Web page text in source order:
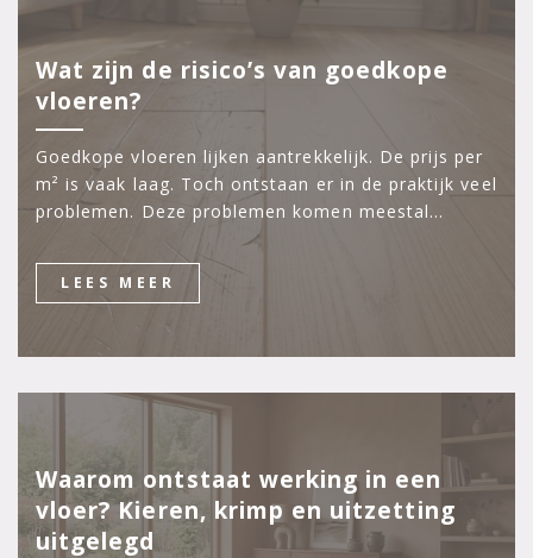
Wat zijn de risico’s van goedkope
vloeren?
Goedkope vloeren lijken aantrekkelijk. De prijs per
m² is vaak laag. Toch ontstaan er in de praktijk veel
problemen. Deze problemen komen meestal…
LEES MEER
Waarom ontstaat werking in een
vloer? Kieren, krimp en uitzetting
uitgelegd